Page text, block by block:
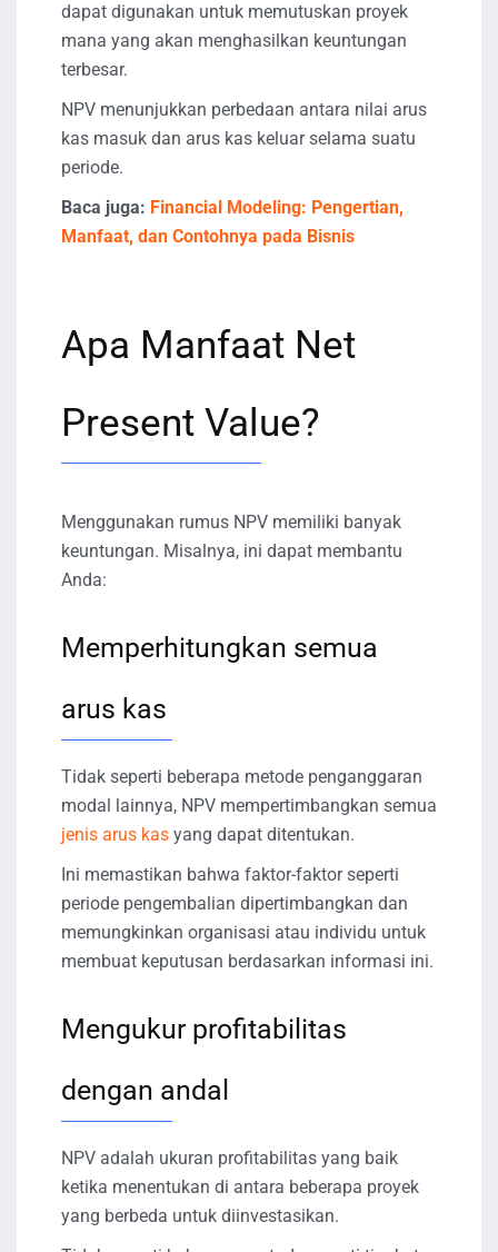
dapat digunakan untuk memutuskan proyek
mana yang akan menghasilkan keuntungan
terbesar.
NPV menunjukkan perbedaan antara nilai arus
kas masuk dan arus kas keluar selama suatu
periode.
Baca juga: Financial Modeling: Pengertian,
Manfaat, dan Contohnya pada Bisnis
Apa Manfaat Net
Present Value?
Menggunakan rumus NPV memiliki banyak
keuntungan. Misalnya, ini dapat membantu
Anda:
Memperhitungkan semua
arus kas
Tidak seperti beberapa metode penganggaran
modal lainnya, NPV mempertimbangkan semua
jenis arus kas yang dapat ditentukan.
Ini memastikan bahwa faktor-faktor seperti
periode pengembalian dipertimbangkan dan
memungkinkan organisasi atau individu untuk
membuat keputusan berdasarkan informasi ini.
Mengukur profitabilitas
dengan andal
NPV adalah ukuran profitabilitas yang baik
ketika menentukan di antara beberapa proyek
yang berbeda untuk diinvestasikan.